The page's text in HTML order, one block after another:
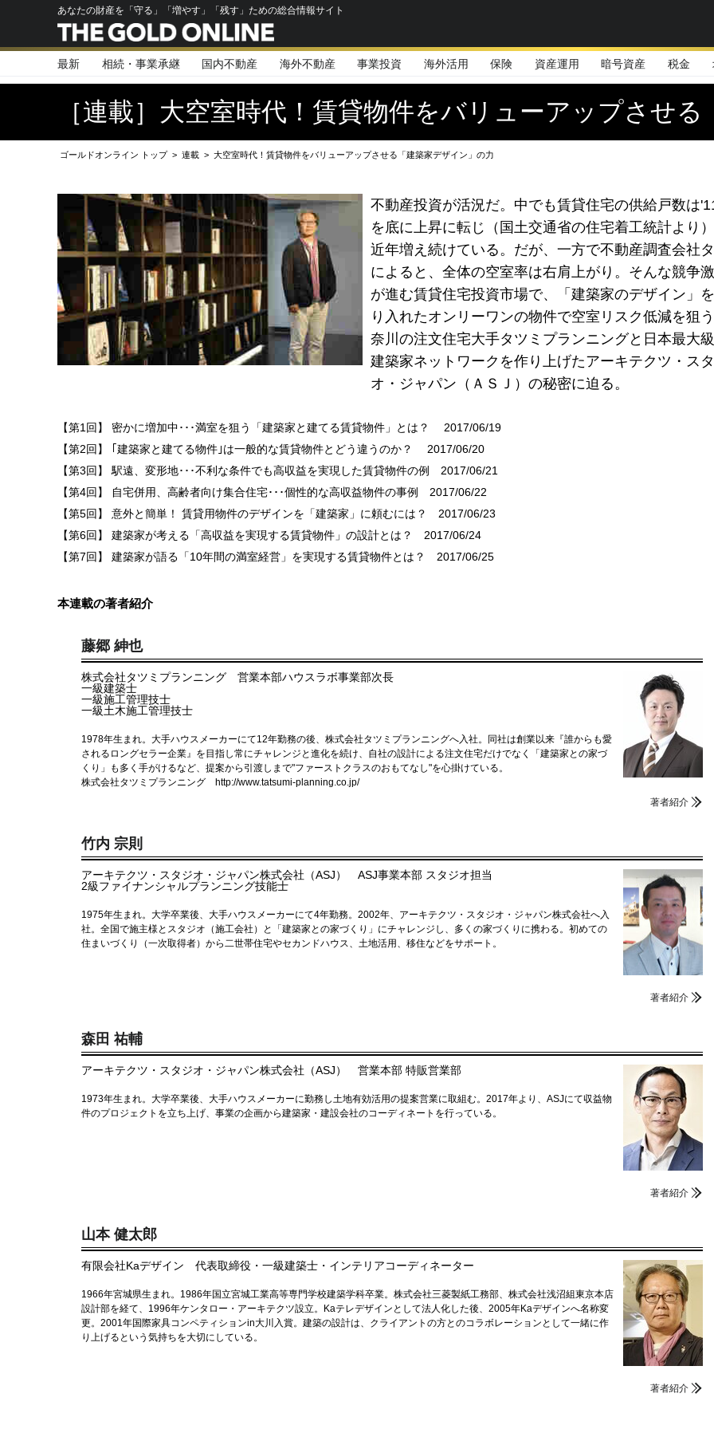
あなたの財産を「守る」「増やす」「残す」ための総合情報サイト
最新 相続・事業承継 国内不動産 海外不動産 事業投資 海外活用 保険 資産運用 暗号資産 税金
［連載］大空室時代！賃貸物件をバリューアップさせ
ゴールドオンライン トップ > 連載 > 大空室時代！賃貸物件をバリューアップさせる「建築家デザイン」の力
不動産投資が活況だ。中でも賃貸住宅の供給戸数は
を底に上昇に転じ（国土交通省の住宅着工統計より
近年増え続けている。だが、一方で不動産調査会社
によると、全体の空室率は右肩上がり。そんな競争
が進む賃貸住宅投資市場で、「建築家のデザイン」
り入れたオンリーワンの物件で空室リスク低減を狙
奈川の注文住宅大手タツミプランニングと日本最大
建築家ネットワークを作り上げたアーキテクツ・ス
オ・ジャパン（ＡＳＪ）の秘密に迫る。
【第1回】 密かに増加中･･･満室を狙う「建築家と建てる賃貸物件」とは？
2017/06/19
【第2回】 ｢建築家と建てる物件｣は一般的な賃貸物件とどう違うのか？
2017/06/20
【第3回】 駅遠、変形地･･･不利な条件でも高収益を実現した賃貸物件の例
2017/06/21
【第4回】 自宅併用、高齢者向け集合住宅･･･個性的な高収益物件の事例
2017/06/22
【第5回】 意外と簡単！ 賃貸用物件のデザインを「建築家」に頼むには？
2017/06/23
【第6回】 建築家が考える「高収益を実現する賃貸物件」の設計とは？
2017/06/24
【第7回】 建築家が語る「10年間の満室経営」を実現する賃貸物件とは？
2017/06/25
本連載の著者紹介
藤郷 紳也
株式会社タツミプランニング 営業本部ハウスラボ事業部次長
一級建築士
一級施工管理技士
一級土木施工管理技士
1978年生まれ。大手ハウスメーカーにて12年勤務の後、株式会社タツミプランニングへ入社。同社は創業以来『誰からも愛
されるロングセラー企業』を目指し常にチャレンジと進化を続け、自社の設計による注文住宅だけでなく「建築家との家づ
くり」も多く手がけるなど、提案から引渡しまで"ファーストクラスのおもてなし"を心掛けている。
株式会社タツミプランニング http://www.tatsumi-planning.co.jp/
著者紹介
竹内 宗則
アーキテクツ・スタジオ・ジャパン株式会社（ASJ） ASJ事業本部 スタジオ担当
2級ファイナンシャルプランニング技能士
1975年生まれ。大学卒業後、大手ハウスメーカーにて4年勤務。2002年、アーキテクツ・スタジオ・ジャパン株式会社へ入
社。全国で施主様とスタジオ（施工会社）と「建築家との家づくり」にチャレンジし、多くの家づくりに携わる。初めての
住まいづくり（一次取得者）から二世帯住宅やセカンドハウス、土地活用、移住などをサポート。
著者紹介
森田 祐輔
アーキテクツ・スタジオ・ジャパン株式会社（ASJ） 営業本部 特販営業部
1973年生まれ。大学卒業後、大手ハウスメーカーに勤務し土地有効活用の提案営業に取組む。2017年より、ASJにて収益物
件のプロジェクトを立ち上げ、事業の企画から建築家・建設会社のコーディネートを行っている。
著者紹介
山本 健太郎
有限会社Kaデザイン 代表取締役・一級建築士・インテリアコーディネーター
1966年宮城県生まれ。1986年国立宮城工業高等専門学校建築学科卒業。株式会社三菱製紙工務部、株式会社浅沼組東京本店
設計部を経て、1996年ケンタロー・アーキテクツ設立。Kaテレデザインとして法人化した後、2005年Kaデザインへ名称変
更。2001年国際家具コンペティションin大川入賞。建築の設計は、クライアントの方とのコラボレーションとして一緒に作
り上げるという気持ちを大切にしている。
著者紹介